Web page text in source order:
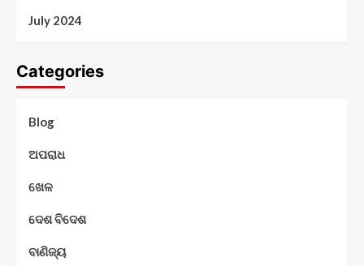
July 2024
Categories
Blog
ଅପରାଧ
ଖେଳ
ଦେଶ ବିଦେଶ
ବାଣିଜ୍ୟ